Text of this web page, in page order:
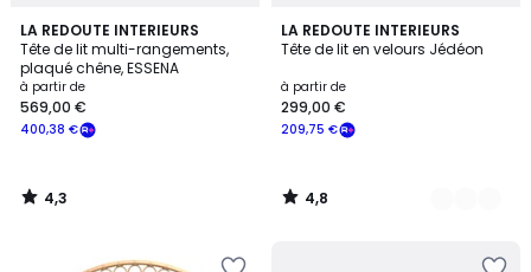
LA REDOUTE INTERIEURS
Tête de lit multi-rangements,
plaqué chêne, ESSENA
à partir de
400,38 €
569,00 €
4,3
/ 5
4,3
/
LA REDOUTE INTERIEURS
Tête de lit en velours Jédéon
à partir de
209,75 €
299,00 €
4,8
/ 5
2
Couleurs
4,8
/